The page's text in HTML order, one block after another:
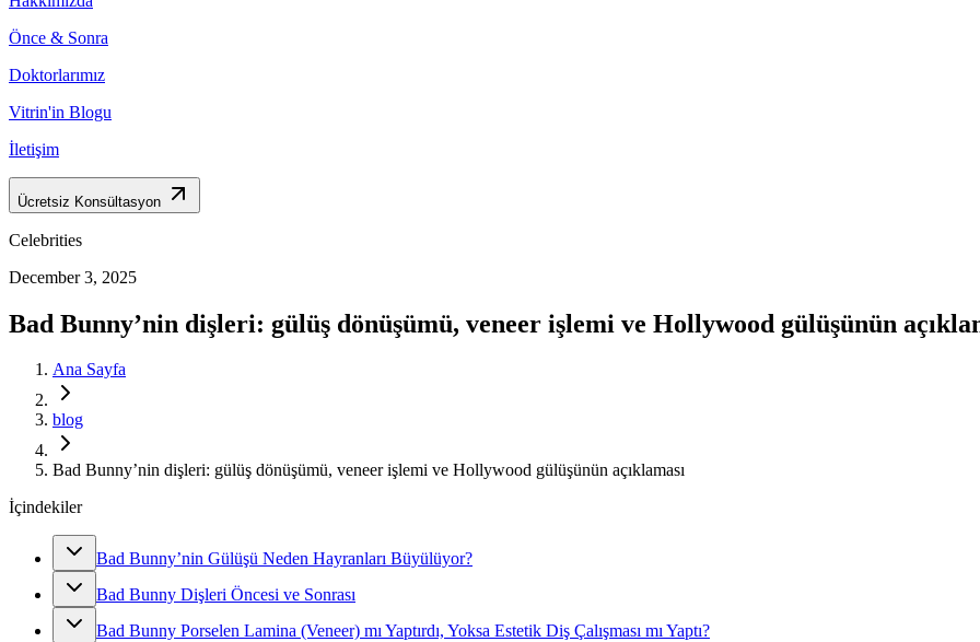
Önce & Sonra
Doktorlarımız
Vitrin'in Blogu
İletişim
Ücretsiz Konsültasyon
Celebrities
December 3, 2025
Bad Bunny’nin dişleri: gülüş dönüşümü, veneer işlemi ve Hollywood gülüşünün
Ana Sayfa
blog
Bad Bunny’nin dişleri: gülüş dönüşümü, veneer işlemi ve Hollywood gülüşünün açıklaması
İçindekiler
Bad Bunny’nin Gülüşü Neden Hayranları Büyülüyor?
Bad Bunny Dişleri Öncesi ve Sonrası
Bad Bunny Porselen Lamina (Veneer) mı Yaptırdı, Yoksa Estetik Diş Çalışması mı Yaptı?